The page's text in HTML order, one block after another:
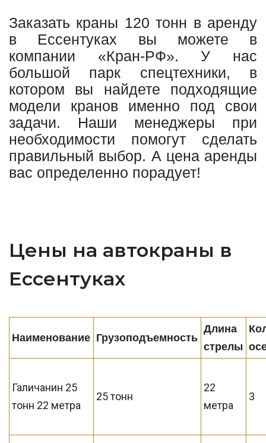
Заказать краны 120 тонн в аренду
в Ессентуках вы можете в
компании «Кран-РФ». У нас
большой парк спецтехники, в
котором вы найдете подходящие
модели кранов именно под свои
задачи. Наши менеджеры при
необходимости помогут сделать
правильный выбор. А цена аренды
вас определенно порадует!
Цены на автокраны в
Ессентуках
Наименование Грузоподъемность
Длина
стрелы
Галичанин 25
тонн 22 метра
25 тонн
22
метра
3